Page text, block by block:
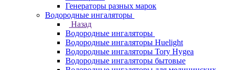
Генераторы разных марок
Водородные ингаляторы
Назад
Водородные ингаляторы
Водородные ингаляторы Huelight
Водородные ингаляторы Tory Hygea
Водородные ингаляторы бытовые